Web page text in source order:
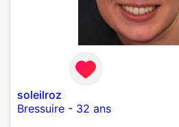
soleilroz
Bressuire - 32 ans